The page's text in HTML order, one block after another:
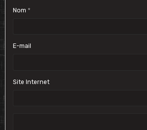
Nom
E-mail
Site Internet